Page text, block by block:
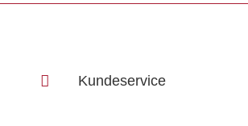
 Kundeservice